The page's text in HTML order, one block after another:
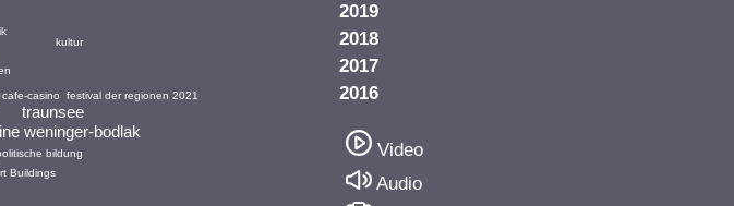
traunsee
weninger-bodlak
cafe-casino
bildung
Buildings
festival der regionen 2021
kultur
2019
2018
2017
2016
Video
Audio